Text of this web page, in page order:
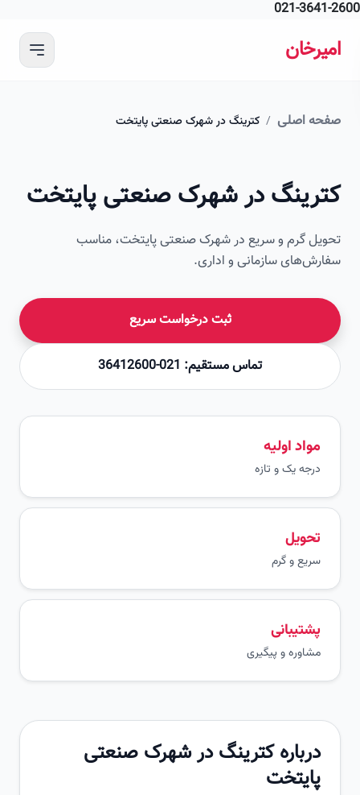
021-
اصلی / کترینگ در شهرک صنعتی پایتخت
در شهرک صنعتی پایتخت
گرم و سریع در شهرک صنعتی پایتخت، مناسب
سازمانی و اداری.
ثبت درخواست سریع
تماس مستقیم: 021-36412600
مواد اولیه
درجه یک و تازه
سریع و گرم
پشتیبانی
مشاوره و پیگیری
تصویر این صفحه به زودی اضافه می‌شود
درباره کترینگ در شهرک صنعتی
پایتخت